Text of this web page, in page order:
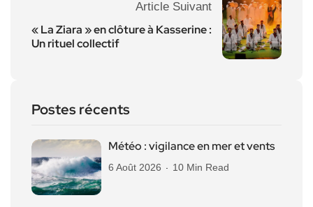
Article Suivant
« La Ziara » en clôture à Kasserine :
Un rituel collectif
Postes récents
Météo : vigilance en mer et vents
6 Août 2026 10 Min Read